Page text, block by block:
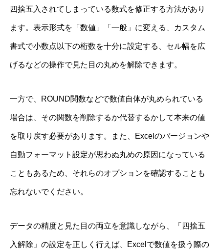
四捨五入されてしまっている数式を修正する方法があり
ます。表示形式を「数値」「一般」に変える、カスタム
書式で小数点以下の桁数を十分に設定する、セル幅を広
げるなどの操作で見た目の丸めを解除できます。
一方で、ROUND関数などで数値自体が丸められている
場合は、その関数を削除するか代替するかして本来の値
を取り戻す必要があります。また、Excelのバージョンや
自動フォーマット設定が思わぬ丸めの原因になっている
こともあるため、それらのオプションを確認することも
忘れないでください。
データの精度と見た目の両立を意識しながら、「四捨五
入解除」の設定を正しく行えば、Excelで数値を扱う際の